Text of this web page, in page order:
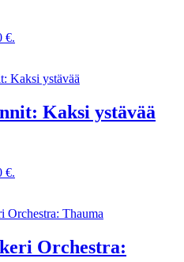
€.
Kaksi ystävää
€.
Orchestra: